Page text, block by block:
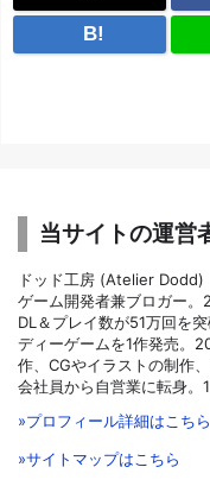
B!
当サイトの運営
ドッド工房 (Atelier Dodd)
ゲーム開発者兼ブロガー
DL＆プレイ数が51万回を
ディーゲームを1作発売。
作、CGやイラストの制作
会社員から自営業に転身。
»プロフィール詳細はこちら
»サイトマップはこちら